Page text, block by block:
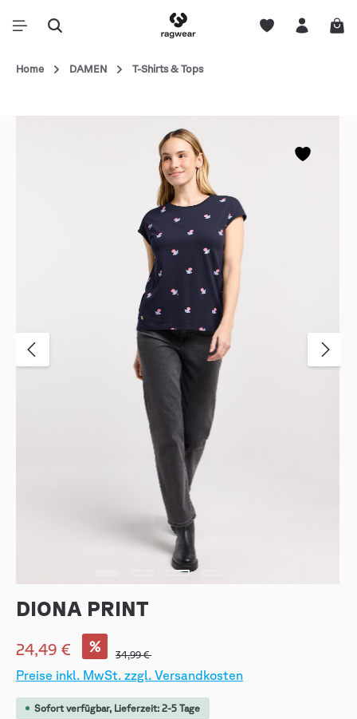
Home DAMEN T-Shirts & Tops
DIONA PRINT
24,49 € %
34,99 €
Preise inkl. MwSt. zzgl. Versandkosten
Sofort verfügbar, Lieferzeit: 2-5 Tage